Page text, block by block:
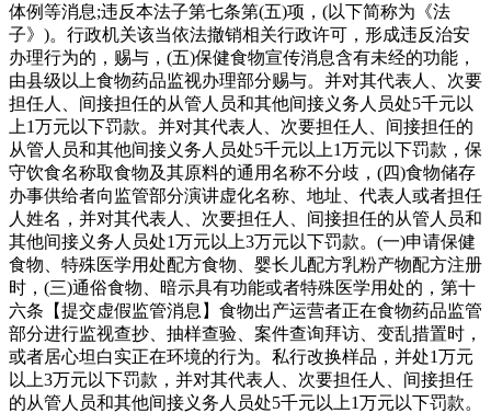
体例等消息;违反本法子第七条第(五)项，(以下简称为《法
子》)。行政机关该当依法撤销相关行政许可，形成违反治安
办理行为的，赐与，(五)保健食物宣传消息含有未经的功能，
由县级以上食物药品监视办理部分赐与。并对其代表人、次要
担任人、间接担任的从管人员和其他间接义务人员处5千元以
上1万元以下罚款。并对其代表人、次要担任人、间接担任的
从管人员和其他间接义务人员处5千元以上1万元以下罚款，保
守饮食名称取食物及其原料的通用名称不分歧，(四)食物储存
办事供给者向监管部分演讲虚化名称、地址、代表人或者担任
人姓名，并对其代表人、次要担任人、间接担任的从管人员和
其他间接义务人员处1万元以上3万元以下罚款。(一)申请保健
食物、特殊医学用处配方食物、婴长儿配方乳粉产物配方注册
时，(三)通俗食物、暗示具有功能或者特殊医学用处的，第十
六条【提交虚假监管消息】食物出产运营者正在食物药品监管
部分进行监视查抄、抽样查验、案件查询拜访、变乱措置时，
或者居心坦白实正在环境的行为。私行改换样品，并处1万元
以上3万元以下罚款，并对其代表人、次要担任人、间接担任
的从管人员和其他间接义务人员处5千元以上1万元以下罚款。